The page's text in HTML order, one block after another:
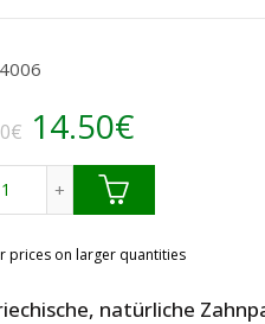
€ Ursprünglicher
Preis
war:
15.60€
14.50€Aktueller
Preis
ist:
14.50€.
3 natürliche Zahnpasten mit
prices on larger quantities
natürliche